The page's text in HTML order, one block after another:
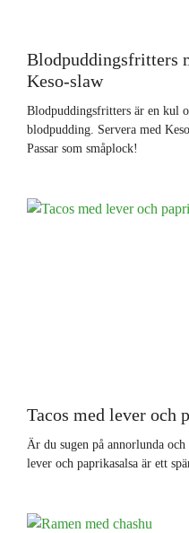
Blodpuddingsfritters
Keso-slaw
Blodpuddingsfritters är en kul
blodpudding. Servera med
Passar som småplock!
Tacos med lever och
Är du sugen på annorlunda och
lever och paprikasalsa är ett